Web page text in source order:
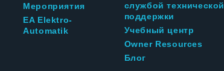
Мероприятия
EA Elektro-
Automatik
службой технической
поддержки
Учебный центр
Owner Resources
Блог